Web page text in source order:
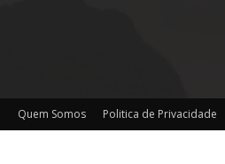
Quem Somos Politica de Privacidade